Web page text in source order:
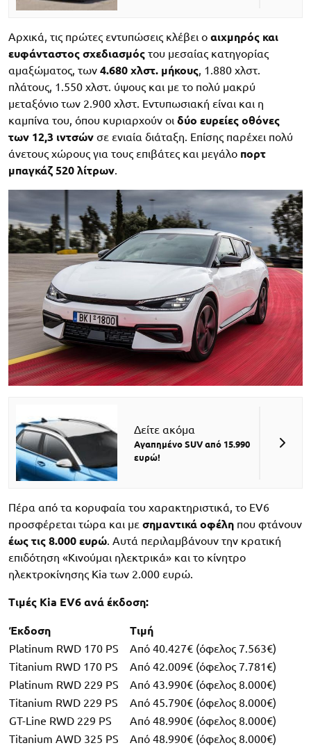
Αρχικά, τις πρώτες εντυπώσεις κλέβει ο αιχμηρός και
ευφάνταστος σχεδιασμός του μεσαίας κατηγορίας
αμαξώματος, των 4.680 χλστ. μήκους , 1.880 χλστ.
πλάτους, 1.550 χλστ. ύψους και με το πολύ μακρύ
μεταξόνιο των 2.900 χλστ. Εντυπωσιακή είναι και η
καμπίνα του, όπου κυριαρχούν οι δύο ευρείες οθόνες
των 12,3 ιντσών σε ενιαία διάταξη. Επίσης παρέχει πολύ
άνετους χώρους για τους επιβάτες και μεγάλο πορτ
μπαγκάζ 520 λίτρων
Δείτε ακόμα
Αγαπημένο SUV από 15.990
ευρώ!
Πέρα από τα κορυφαία του χαρακτηριστικά, το EV6
προσφέρεται τώρα και με σημαντικά οφέλη που φτάνουν
έως τις 8.000 ευρώ. Αυτά περιλαμβάνουν την κρατική
επιδότηση «Κινούμαι ηλεκτρικά» και το κίνητρο
ηλεκτροκίνησης Kia των 2.000 ευρώ.
Τιμές Kia EV6 ανά έκδοση:
Έκδοση
Τιμή
Platinum RWD 170 PS
Από 40.427€ (όφελος 7.563€)
Titanium RWD 170 PS
Από 42.009€ (όφελος 7.781€)
Platinum RWD 229 PS
Από 43.990€ (όφελος 8.000€)
Titanium RWD 229 PS
Από 45.790€ (όφελος 8.000€)
GT-Line RWD 229 PS
Από 48.990€ (όφελος 8.000€)
Titanium AWD 325 PS
Από 48.990€ (όφελος 8.000€)